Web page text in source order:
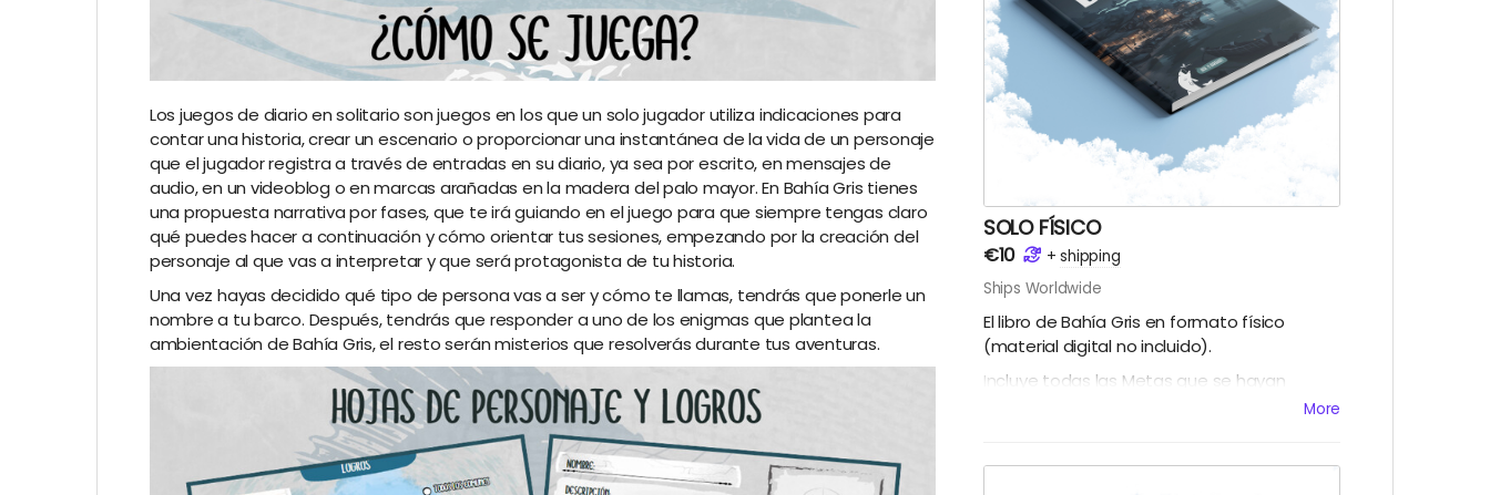
Los juegos de diario en solitario son juegos en los que un solo jugador utiliza indicaciones para
contar una historia, crear un escenario o proporcionar una instantánea de la vida de un personaje
que el jugador registra a través de entradas en su diario, ya sea por escrito, en mensajes de
audio, en un videoblog o en marcas arañadas en la madera del palo mayor. En Bahía Gris tienes
una propuesta narrativa por fases, que te irá guiando en el juego para que siempre tengas claro
qué puedes hacer a continuación y cómo orientar tus sesiones, empezando por la creación del
personaje al que vas a interpretar y que será protagonista de tu historia.
Una vez hayas decidido qué tipo de persona vas a ser y cómo te llamas, tendrás que ponerle un
nombre a tu barco. Después, tendrás que responder a uno de los enigmas que plantea la
ambientación de Bahía Gris, el resto serán misterios que resolverás durante tus aventuras.
SOLO FÍSICO
€10 +shipping
Ships Worldwide
El libro de Bahía Gris en formato físico
(material digital no incluido).
Incluye todas las Metas que se hayan
español se calcularán al terminar la
More